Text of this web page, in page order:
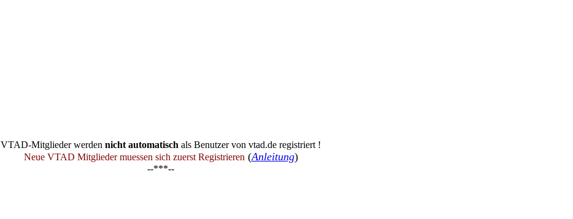
VTAD-Mitglieder werden nicht automatisch als Benutzer von vtad.de registriert !
Neue VTAD Mitglieder muessen sich zuerst Registrieren(Anleitung)
--***--